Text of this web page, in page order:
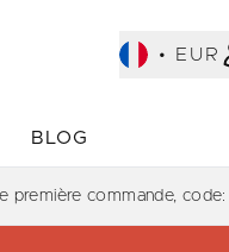
• EUR
Accédez au sous-menu (COLLECTIONS)
BLOG
première commande,